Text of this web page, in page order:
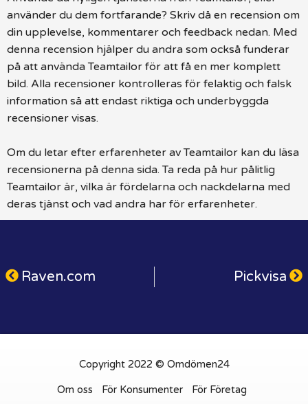
använder du dem fortfarande? Skriv då en recension om
din upplevelse, kommentarer och feedback nedan. Med
denna recension hjälper du andra som också funderar
på att använda Teamtailor för att få en mer komplett
bild. Alla recensioner kontrolleras för felaktig och falsk
information så att endast riktiga och underbyggda
recensioner visas.
Om du letar efter erfarenheter av Teamtailor kan du läsa
recensionerna på denna sida. Ta reda på hur pålitlig
Teamtailor är, vilka är fördelarna och nackdelarna med
deras tjänst och vad andra har för erfarenheter.
Raven.com Pickvisa
Copyright 2022 © Omdömen24
Om oss För Konsumenter För Företag